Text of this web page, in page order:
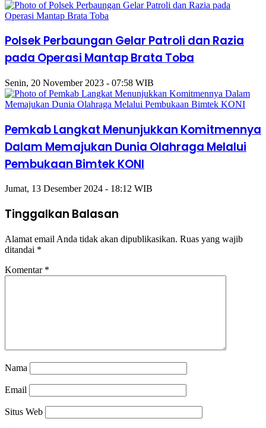
Polsek Perbaungan Gelar Patroli dan Razia
pada Operasi Mantap Brata Toba
Senin, 20 November 2023 - 07:58 WIB
Pemkab Langkat Menunjukkan Komitmennya
Dalam Memajukan Dunia Olahraga Melalui
Pembukaan Bimtek KONI
Jumat, 13 Desember 2024 - 18:12 WIB
Tinggalkan Balasan
Alamat email Anda tidak akan dipublikasikan. Ruas yang wajib
ditandai *
Komentar *
Nama
Email
Situs Web